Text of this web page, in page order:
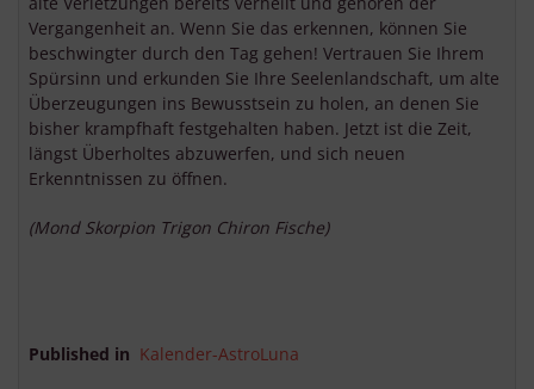
Vergangenheit an. Wenn Sie das erkennen, können Sie
beschwingter durch den Tag gehen! Vertrauen Sie Ihrem
Spürsinn und erkunden Sie Ihre Seelenlandschaft, um alte
Überzeugungen ins Bewusstsein zu holen, an denen Sie
bisher krampfhaft festgehalten haben. Jetzt ist die Zeit,
längst Überholtes abzuwerfen, und sich neuen
Erkenntnissen zu öffnen.
(Mond Skorpion Trigon Chiron Fische)
Published in Kalender-AstroLuna